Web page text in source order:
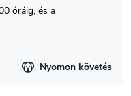
óráig, és a
Nyomon követés